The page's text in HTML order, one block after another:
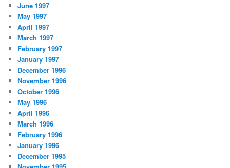
June 1997
May 1997
April 1997
March 1997
February 1997
January 1997
December 1996
November 1996
October 1996
May 1996
April 1996
March 1996
February 1996
January 1996
December 1995